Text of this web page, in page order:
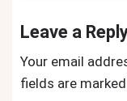
Leave a
Your email
fields are marked